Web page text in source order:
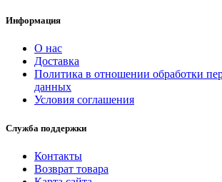
Информация
О нас
Доставка
Политика в отношении обработки
данных
Условия соглашения
Служба поддержки
Контакты
Возврат товара